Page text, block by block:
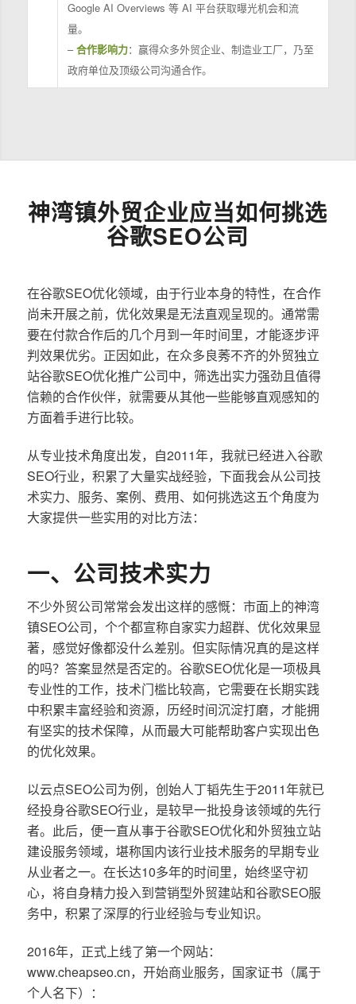
Google AI Overviews 等 AI 平台获取曝光机会和流
量。
–合作影响力：赢得众多外贸企业、制造业工厂，乃至
政府单位及顶级公司沟通合作。
神湾镇外贸企业应当如何挑选
谷歌SEO公司
在谷歌SEO优化领域，由于行业本身的特性，在合作
尚未开展之前，优化效果是无法直观呈现的。通常需
要在付款合作后的几个月到一年时间里，才能逐步评
判效果优劣。正因如此，在众多良莠不齐的外贸独立
站谷歌SEO优化推广公司中，筛选出实力强劲且值得
信赖的合作伙伴，就需要从其他一些能够直观感知的
方面着手进行比较。
从专业技术角度出发，自2011年，我就已经进入谷歌
SEO行业，积累了大量实战经验，下面我会从公司技
术实力、服务、案例、费用、如何挑选这五个角度为
大家提供一些实用的对比方法：
一、公司技术实力
不少外贸公司常常会发出这样的感慨：市面上的神湾
镇SEO公司，个个都宣称自家实力超群、优化效果显
著，感觉好像都没什么差别。但实际情况真的是这样
的吗？答案显然是否定的。谷歌SEO优化是一项极具
专业性的工作，技术门槛比较高，它需要在长期实践
中积累丰富经验和资源，历经时间沉淀打磨，才能拥
有坚实的技术保障，从而最大可能帮助客户实现出色
的优化效果。
以云点SEO公司为例，创始人丁韬先生于2011年就已
经投身谷歌SEO行业，是较早一批投身该领域的先行
者。此后，便一直从事于谷歌SEO优化和外贸独立站
建设服务领域，堪称国内该行业技术服务的早期专业
从业者之一。在长达10多年的时间里，始终坚守初
心，将自身精力投入到营销型外贸建站和谷歌SEO服
务中，积累了深厚的行业经验与专业知识。
2016年，正式上线了第一个网站：
www.cheapseo.cn，开始商业服务，国家证书（属于
个人名下）：